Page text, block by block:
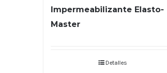
Impermeabilizante Elasto-
Master
Detalles